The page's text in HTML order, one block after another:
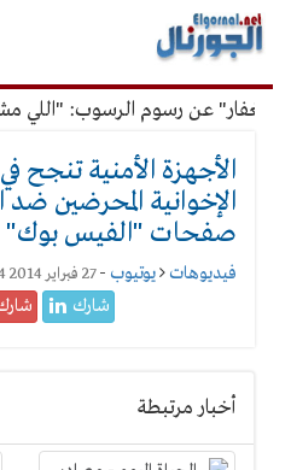
القائمة
الرئيسية
عن رسوم الرسوب: "اللي مش
الأجهزة الأمنية
الإخوانية المحرضين
صفحات "الفيس بوك"
فيديوهات يوتيوب -27 فبراير 2014 5:34 م
شارك
أخبار مرتبطة